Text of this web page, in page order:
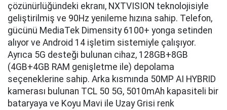
çözünürlüğündeki ekranı, NXTVISION teknolojisiyle
geliştirilmiş ve 90Hz yenileme hızına sahip. Telefon,
gücünü MediaTek Dimensity 6100+ yonga setinden
alıyor ve Android 14 işletim sistemiyle çalışıyor.
Ayrıca 5G desteği bulunan cihaz, 128GB+8GB
(4GB+4GB RAM genişletme ile) depolama
seçeneklerine sahip. Arka kısmında 50MP AI HYBRID
kamerası bulunan TCL 50 5G, 5010mAh kapasiteli bir
bataryaya ve Koyu Mavi ile Uzay Grisi renk